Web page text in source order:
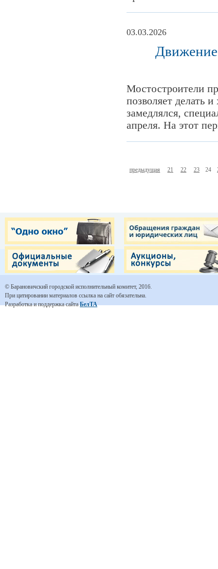
03.03.2026
Движение
Мостостроители
позволяет делать
замедлялся,
апреля. На этот
предыдущая 21 22 23 24
© Барановичский городской исполнительный комитет, 2016.
При цитировании материалов ссылка на сайт обязательна.
Разработка и поддержка сайтаБелТА